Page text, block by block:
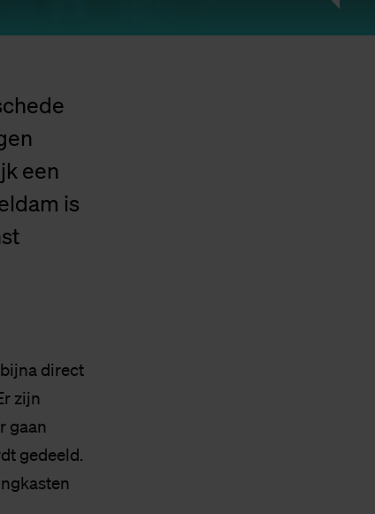
een
is
direct
zijn
gaan
gedeeld.